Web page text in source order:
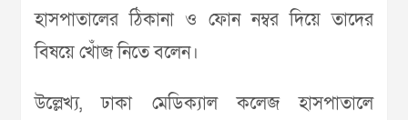
হাসপাতালের ঠিকানা ও ফোন নম্বর দিয়ে তাদের
বিষয়ে খোঁজ নিতে বলেন।
উল্লেখ্য, ঢাকা মেডিক্যাল কলেজ হাসপাতালে